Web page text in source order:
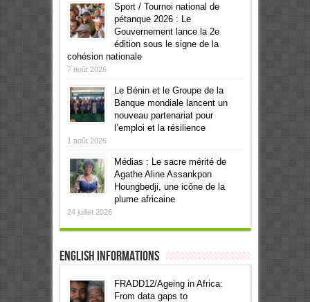
Sport / Tournoi national de
pétanque 2026 : Le
Gouvernement lance la 2e
édition sous le signe de la
cohésion nationale
7 août 2026
Le Bénin et le Groupe de la
Banque mondiale lancent un
nouveau partenariat pour
l’emploi et la résilience
1 août 2026
Médias : Le sacre mérité de
Agathe Aline Assankpon
Houngbedji, une icône de la
plume africaine
24 juillet 2026
English informations
FRADD12/Ageing in Africa:
From data gaps to